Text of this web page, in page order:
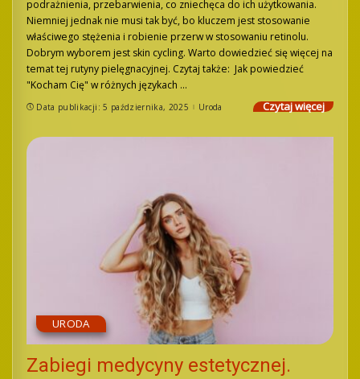
podrażnienia, przebarwienia, co zniechęca do ich użytkowania.
Niemniej jednak nie musi tak być, bo kluczem jest stosowanie
właściwego stężenia i robienie przerw w stosowaniu retinolu.
Dobrym wyborem jest skin cycling. Warto dowiedzieć się więcej na
temat tej rutyny pielęgnacyjnej. Czytaj także: Jak powiedzieć
"Kocham Cię" w różnych językach ...
Data publikacji: 5 października, 2025 Uroda Czytaj więcej
URODA
Zabiegi medycyny estetycznej.